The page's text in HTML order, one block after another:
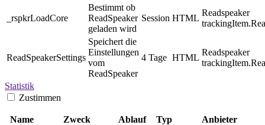
_rspkrLoadCore
Bestimmt ob
ReadSpeaker
geladen wird
Session HTML
Readspeaker
ReadSpeakerSettings
Speichert die
Einstellungen
vom
ReadSpeaker
4 Tage HTML
Readspeaker
Statistik
Zustimmen
Name Zweck Ablauf Typ Anbieter